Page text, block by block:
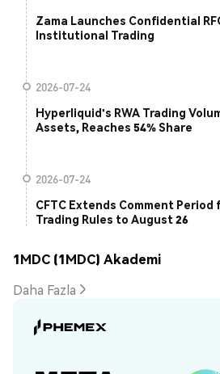
Zama Launches Confidential
Institutional Trading
2026-07-24
Hyperliquid's RWA Trading
Assets, Reaches 54% Share
2026-07-24
CFTC Extends Comment
Trading Rules to August 26
1MDC (1MDC) Akademi
Daha Fazla